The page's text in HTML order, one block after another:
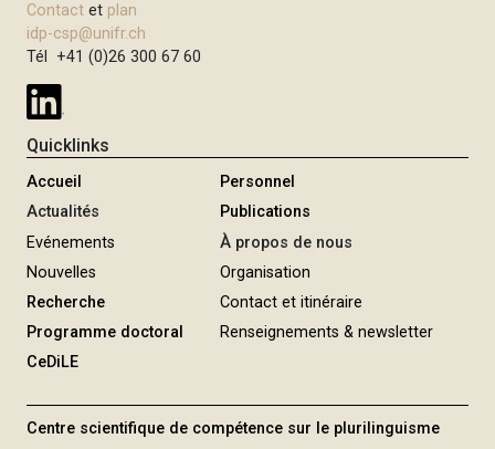
Contact et plan
idp-csp@unifr.ch
Tél +41 (0)26 300 67 60
Quicklinks
Accueil
Actualités
Evénements
Nouvelles
Recherche
Programme doctoral
CeDiLE
Personnel
Publications
À propos de nous
Organisation
Contact et itinéraire
Renseignements & newsletter
Centre scientifique de compétence sur le plurilinguisme